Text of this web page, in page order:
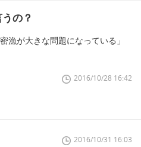
の？
漁が大きな問題になっている」
2016/10/28 16:42
2016/10/31 16:03